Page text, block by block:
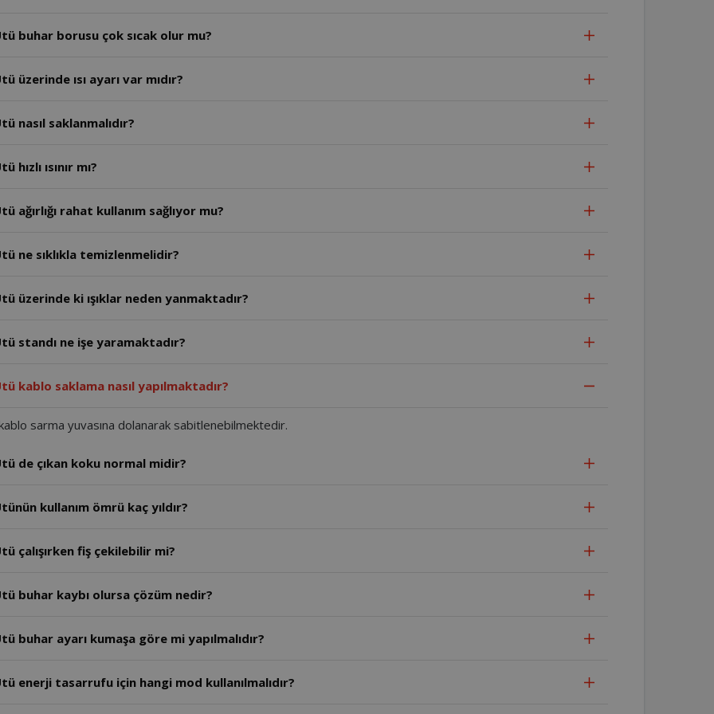
buhar borusu çok sıcak olur mu?
üzerinde ısı ayarı var mıdır?
nasıl saklanmalıdır?
ısınır mı?
ağırlığı rahat kullanım sağlıyor mu?
ne sıklıkla temizlenmelidir?
üzerinde ki ışıklar neden yanmaktadır?
standı ne işe yaramaktadır?
AR6050 - Arzum Steamlıne Buhar Kazanlı Ütü kablo saklama nasıl yapılmaktadır?
sarma yuvasına dolanarak sabitlenebilmektedir.
de çıkan koku normal midir?
kullanım ömrü kaç yıldır?
AR6050 - Arzum Steamlıne Buhar Kazanlı Ütü çalışırken fiş çekilebilir mi?
AR6050 - Arzum Steamlıne Buhar Kazanlı Ütü buhar kaybı olursa çözüm nedir?
AR6050 - Arzum Steamlıne Buhar Kazanlı Ütü buhar ayarı kumaşa göre mi yapılmalıdır?
enerji tasarrufu için hangi mod kullanılmalıdır?